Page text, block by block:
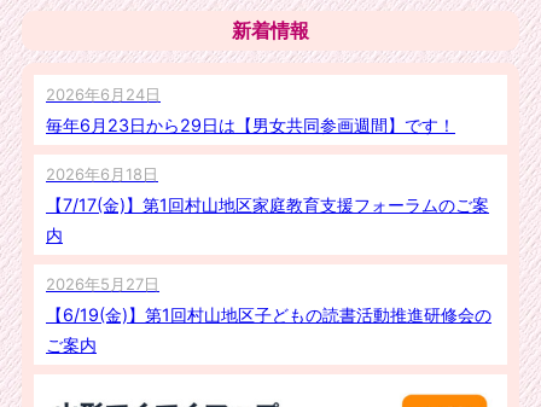
新着情報
2026年6月24日
毎年6月23日から29日は【男女共同参画週間】です！
2026年6月18日
【7/17(金)】第1回村山地区家庭教育支援フォーラムのご案
内
2026年5月27日
【6/19(金)】第1回村山地区子どもの読書活動推進研修会の
ご案内